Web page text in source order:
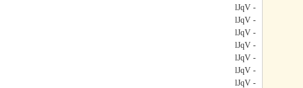
- lJqV
- lJqV
- lJqV
- lJqV
- lJqV
- lJqV
- lJqV